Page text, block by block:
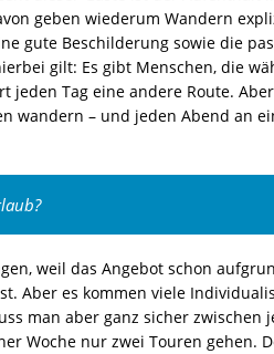
geben wiederum Wandern
gute Beschilderung sowie die
gilt: Es gibt Menschen, die
jeden Tag eine andere Route.
wandern – und jeden Abend an
weil das Angebot schon
Aber es kommen viele
man aber ganz sicher zwischen
Woche nur zwei Touren gehen.